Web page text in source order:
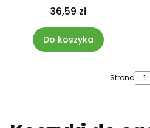
36,59 zł
Do koszyka
Strona